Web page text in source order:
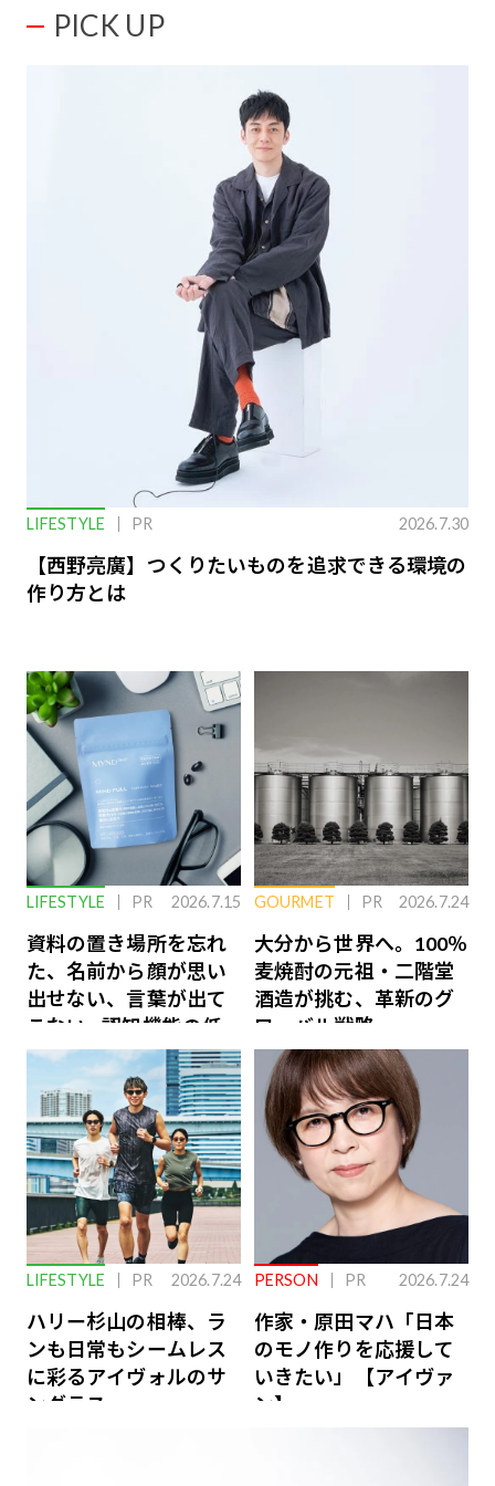
PICK UP
LIFESTYLE PR 2026.7.30
【西野亮廣】つくりたいものを追求できる環境の
作り方とは
LIFESTYLE PR 2026.7.15
資料の置き場所を忘れ
た、名前から顔が思い
出せない、言葉が出て
こない…認知機能の低
下を救う、脳のインナ
ーケアとは
GOURMET PR 2026.7.24
大分から世界へ。100％
麦焼酎の元祖・二階堂
酒造が挑む、革新のグ
ローバル戦略
LIFESTYLE PR 2026.7.24
ハリー杉山の相棒、ラ
ンも日常もシームレス
に彩るアイヴォルのサ
ングラス
PERSON PR 2026.7.24
作家・原田マハ「日本
のモノ作りを応援して
いきたい」【アイヴァ
ン】